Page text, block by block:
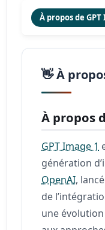
À propos de GPT
👋 À
À propos
GPT Image 1
génération
OpenAI,
de
une